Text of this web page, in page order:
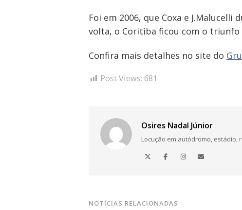
Foi em 2006, que Coxa e
volta, o Coritiba ficou com o triunfo
Confira mais detalhes no site do
Post Views: 681
Osires Nadal Júnior
Locução em autódromo,
NOTÍCIAS RELACIONADAS